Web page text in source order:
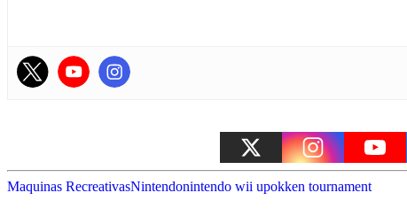
Maquinas RecreativasNintendonintendo wii upokken tournament